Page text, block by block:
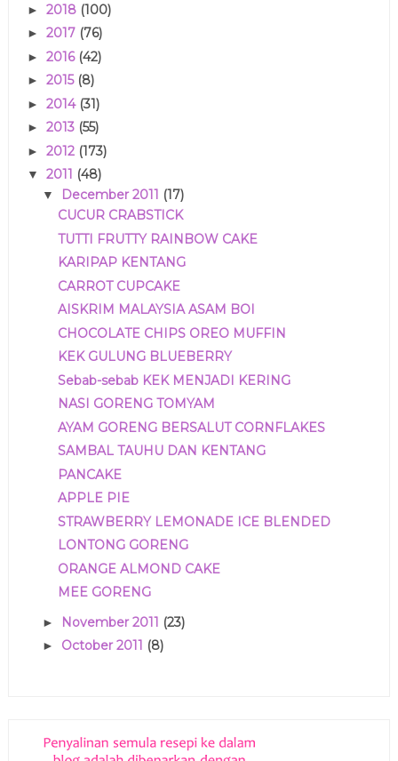
► 2018 (100)
► 2017 (76)
► 2016 (42)
► 2015 (8)
► 2014 (31)
► 2013 (55)
► 2012 (173)
▼ 2011 (48)
▼ December 2011 (17)
CUCUR CRABSTICK
TUTTI FRUTTY RAINBOW CAKE
KARIPAP KENTANG
CARROT CUPCAKE
AISKRIM MALAYSIA ASAM BOI
CHOCOLATE CHIPS OREO MUFFIN
KEK GULUNG BLUEBERRY
Sebab-sebab KEK MENJADI KERING
NASI GORENG TOMYAM
AYAM GORENG BERSALUT CORNFLAKES
SAMBAL TAUHU DAN KENTANG
PANCAKE
APPLE PIE
STRAWBERRY LEMONADE ICE BLENDED
LONTONG GORENG
ORANGE ALMOND CAKE
MEE GORENG
► November 2011 (23)
► October 2011 (8)